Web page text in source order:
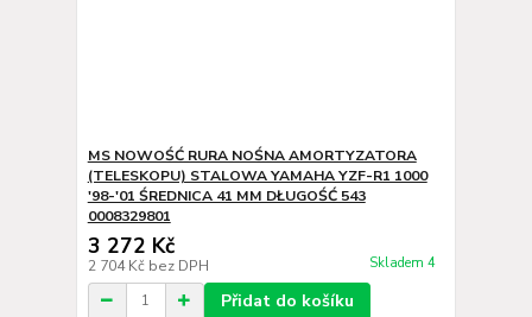
MS NOWOŚĆ RURA NOŚNA AMORTYZATORA
(TELESKOPU) STALOWA YAMAHA YZF-R1 1000
'98-'01 ŚREDNICA 41 MM DŁUGOŚĆ 543
0008329801
3 272 Kč
2 704 Kč bez DPH Skladem 4
Přidat do košíku